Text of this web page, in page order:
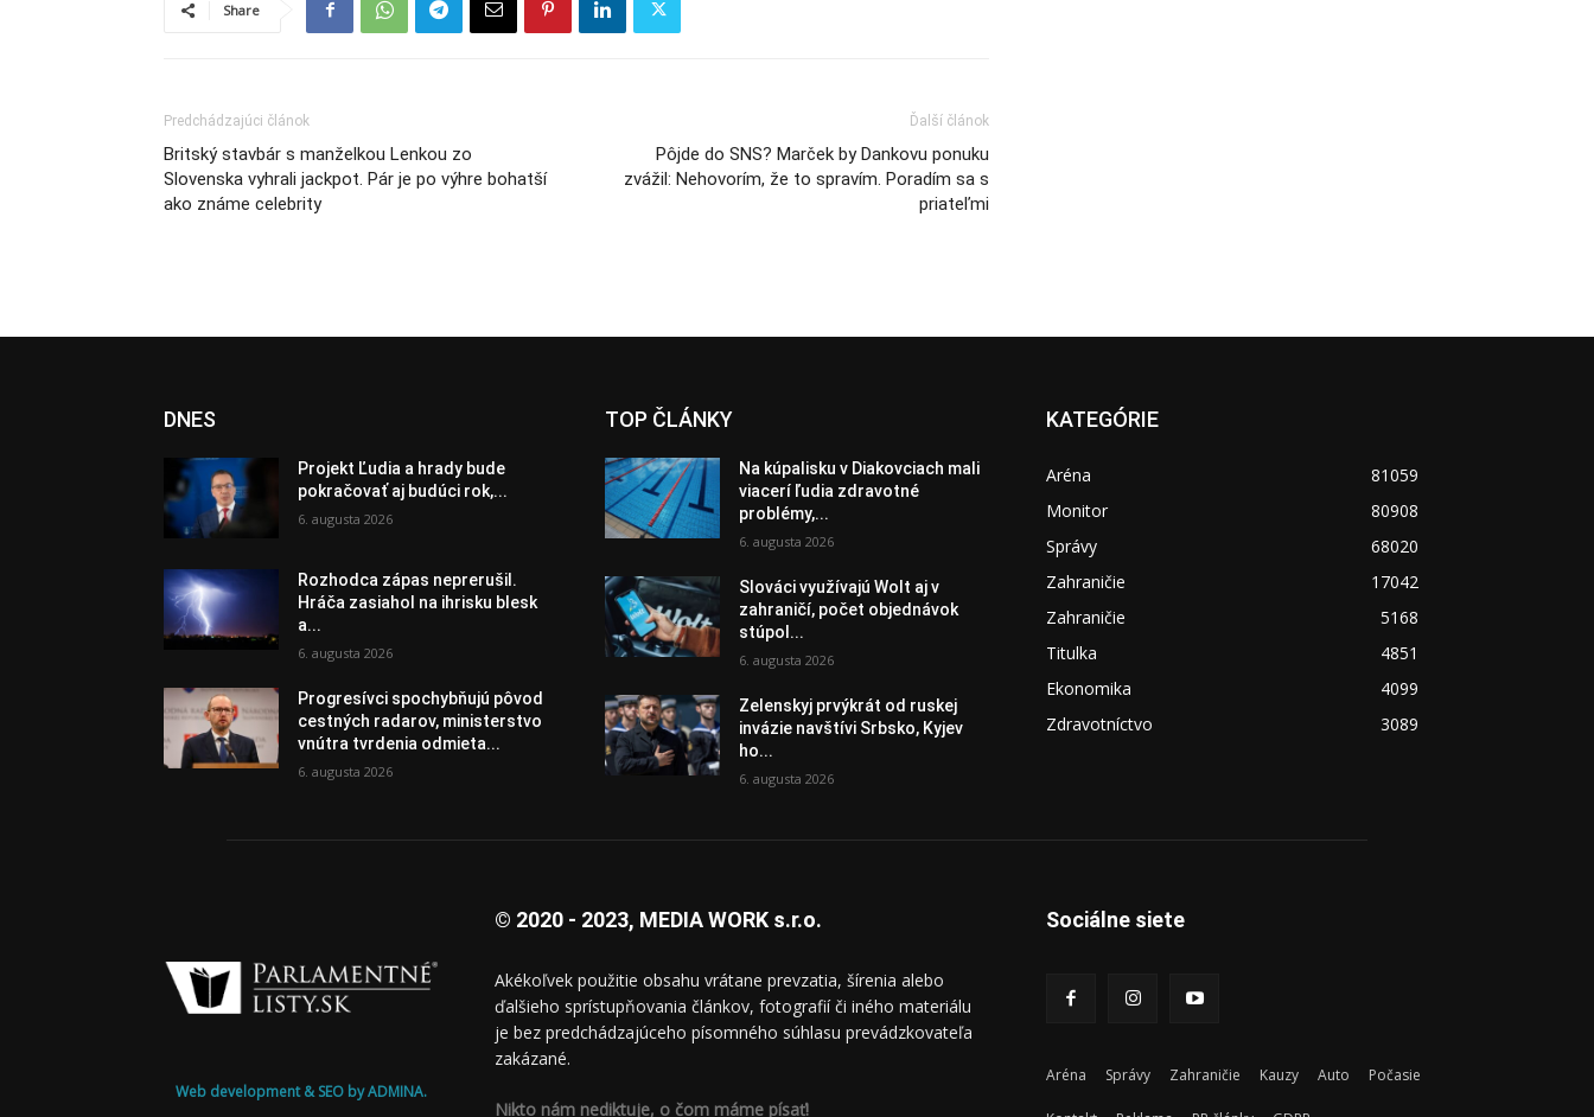
Share
Predchádzajúci článok
Britský stavbár s manželkou Lenkou zo
Slovenska vyhrali jackpot. Pár je po výhre bohatší
ako známe celebrity
Ďalší článok
Pôjde do SNS? Marček by Dankovu ponuku
zvážil: Nehovorím, že to spravím. Poradím sa s
priateľmi
DNES
Projekt Ľudia a hrady bude
pokračovať aj budúci rok,...
6. augusta 2026
Rozhodca zápas neprerušil.
Hráča zasiahol na ihrisku blesk
a...
6. augusta 2026
Progresívci spochybňujú pôvod
cestných radarov, ministerstvo
vnútra tvrdenia odmieta...
6. augusta 2026
TOP ČLÁNKY
Na kúpalisku v Diakovciach mali
viacerí ľudia zdravotné
problémy,...
6. augusta 2026
Slováci využívajú Wolt aj v
zahraničí, počet objednávok
stúpol...
6. augusta 2026
Zelenskyj prvýkrát od ruskej
invázie navštívi Srbsko, Kyjev
ho...
6. augusta 2026
KATEGÓRIE
Aréna
81059
Monitor
80908
Správy
68020
Zahraničie
17042
Zahraničie
5168
Titulka
4851
Ekonomika
4099
Zdravotníctvo
3089
Web development & SEO by ADMINA.
© 2020 - 2023, MEDIA WORK s.r.o.
Akékoľvek použitie obsahu vrátane prevzatia, šírenia alebo
ďalšieho sprístupňovania článkov, fotografií či iného materiálu
je bez predchádzajúceho písomného súhlasu prevádzkovateľa
zakázané.
Nikto nám nediktuje, o čom máme písať!
Sociálne siete
Aréna Správy Zahraničie Kauzy Auto Počasie